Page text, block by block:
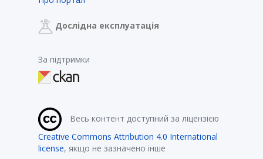
Дослідна експлуатація
За підтримки
Весь контент доступний за ліцензією
Creative Commons Attribution 4.0 International
license, якщо не зазначено інше